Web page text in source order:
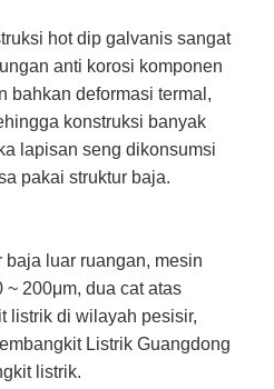
hot dip galvanis sangat
anti korosi komponen
bahkan deformasi termal,
konstruksi banyak
lapisan seng dikonsumsi
pakai struktur baja.
luar ruangan, mesin
200μm, dua cat atas
listrik di wilayah pesisir,
Listrik Guangdong
listrik.